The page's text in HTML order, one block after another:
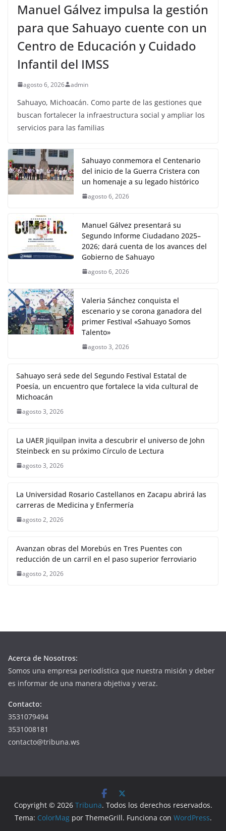
Manuel Gálvez impulsa la gestión
para que Sahuayo cuente con un
Centro de Educación y Cuidado
Infantil del IMSS
agosto 6, 2026 admin
Sahuayo, Michoacán. Como parte de las gestiones que
buscan fortalecer la infraestructura social y ampliar los
servicios para las familias
Sahuayo conmemora el Centenario
del inicio de la Guerra Cristera con
un homenaje a su legado histórico
agosto 6, 2026
Manuel Gálvez presentará su
Segundo Informe Ciudadano 2025–
2026; dará cuenta de los avances del
Gobierno de Sahuayo
agosto 6, 2026
Valeria Sánchez conquista el
escenario y se corona ganadora del
primer Festival «Sahuayo Somos
Talento»
agosto 3, 2026
Sahuayo será sede del Segundo Festival Estatal de
Poesía, un encuentro que fortalece la vida cultural de
Michoacán
agosto 3, 2026
La UAER Jiquilpan invita a descubrir el universo de John
Steinbeck en su próximo Círculo de Lectura
agosto 3, 2026
La Universidad Rosario Castellanos en Zacapu abrirá las
carreras de Medicina y Enfermería
agosto 2, 2026
Avanzan obras del Morebús en Tres Puentes con
reducción de un carril en el paso superior ferroviario
agosto 2, 2026
Acerca de Nosotros:
Somos una empresa periodística que nuestra misión y deber
es informar de una manera objetiva y veraz.
Contacto:
3531079494
3531008181
contacto@tribuna.ws
Copyright © 2026 Tribuna. Todos los derechos reservados.
Tema: ColorMagpor ThemeGrill. Funciona con WordPress.